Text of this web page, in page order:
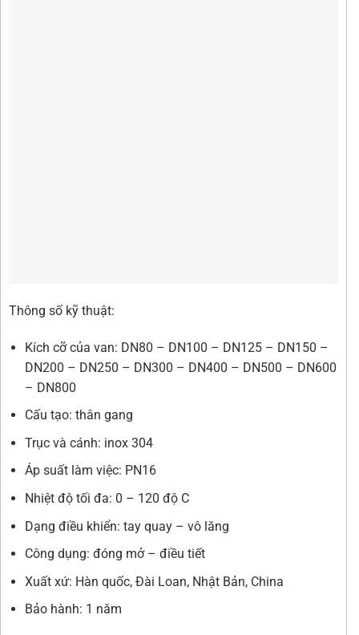
Thông số kỹ thuật:
Kích cỡ của van: DN80 – DN100 – DN125 – DN150 –
DN200 – DN250 – DN300 – DN400 – DN500 – DN600
– DN800
Cấu tạo: thân gang
Trục và cánh: inox 304
Áp suất làm việc: PN16
Nhiệt độ tối đa: 0 – 120 độ C
Dạng điều khiển: tay quay – vô lăng
Công dụng: đóng mở – điều tiết
Xuất xứ: Hàn quốc, Đài Loan, Nhật Bản, China
Bảo hành: 1 năm